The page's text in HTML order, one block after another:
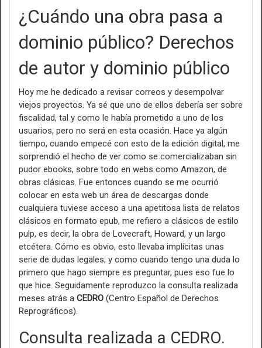
¿Cuándo una obra pasa a
dominio público? Derechos
de autor y dominio público
Hoy me he dedicado a revisar correos y desempolvar
viejos proyectos. Ya sé que uno de ellos debería ser sobre
fiscalidad, tal y como le había prometido a uno de los
usuarios, pero no será en esta ocasión. Hace ya algún
tiempo, cuando empecé con esto de la edición digital, me
sorprendió el hecho de ver como se comercializaban sin
pudor ebooks, sobre todo en webs como Amazon, de
obras clásicas. Fue entonces cuando se me ocurrió
colocar en esta web un área de descargas donde
cualquiera tuviese acceso a una apetitosa lista de relatos
clásicos en formato epub, me refiero a clásicos de estilo
pulp, es decir, la obra de Lovecraft, Howard, y un largo
etcétera. Cómo es obvio, esto llevaba implícitas unas
serie de dudas legales; y como cuando tengo una duda lo
primero que hago siempre es preguntar, pues eso fue lo
que hice. Seguidamente reproduzco la consulta realizada
meses atrás a CEDRO (Centro Español de Derechos
Reprográficos).
Consulta realizada a CEDRO.